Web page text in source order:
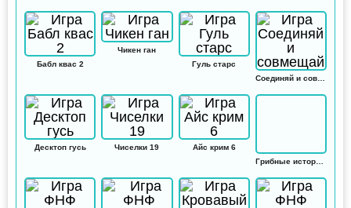
Бабл квас 2
Чикен ган
Гуль старс
Соединяй и совмещай
Десктоп гусь Чиселки 19
Айс крим 6
Грибные истории: Кликер